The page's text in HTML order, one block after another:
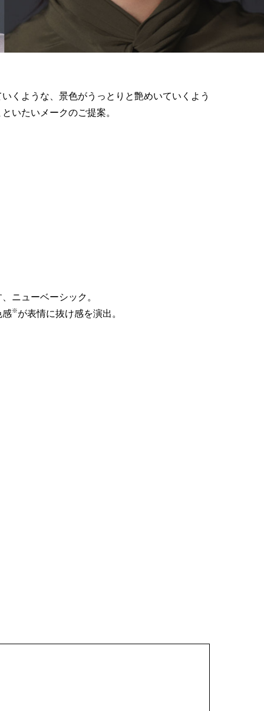
くような、景色がうっとりと艶めいていくよう
いたいメークのご提案。
ニューベーシック。
感※が表情に抜け感を演出。